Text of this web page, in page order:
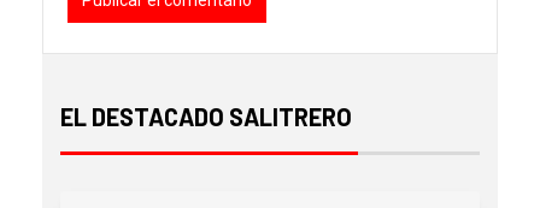
EL DESTACADO SALITRERO